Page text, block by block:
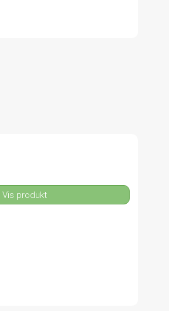
Vis produkt